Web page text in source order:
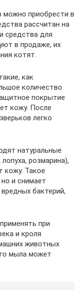
можно приобрести в
рассчитан на
средства для
в продаже, их
котят.
как
количество
покрытие
кожу. После
легко
натуральные
розмарина),
кожу. Такое
и снимает
бактерий,
при
и кроля
животных
мыла может